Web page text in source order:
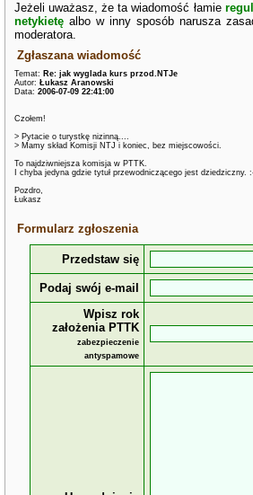
Jeżeli uważasz, że ta wiadomość łamie
netykietę albo w inny sposób narusza
moderatora.
Zgłaszana wiadomość
Temat: Re: jak wyglada kurs przod.NTJe
Autor:Łukasz Aranowski
Data:2006-07-09 22:41:00
Czołem!
> Pytacie o turystkę nizinną....
> Mamy skład Komisji NTJ i koniec, bez miejscowości.
To najdziwniejsza komisja w PTTK.
I chyba jedyna gdzie tytuł przewodniczącego jest dziedziczny.
Pozdro,
Łukasz
Formularz zgłoszenia
Przedstaw się
Podaj swój e-mail
Wpisz rok
założenia PTTK
zabezpieczenie
antyspamowe